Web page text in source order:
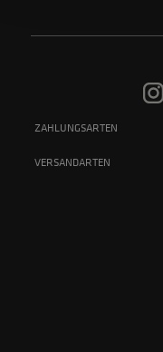
ZAHLUNGSARTEN
VERSANDARTEN